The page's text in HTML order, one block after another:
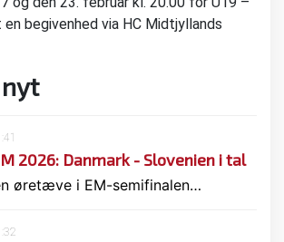
begivenhed via HC Midtjyllands
2026: Danmark - Slovenien i tal
øretæve i EM-semifinalen…